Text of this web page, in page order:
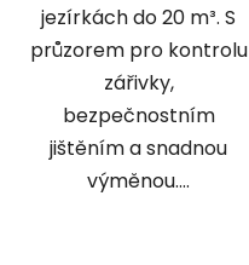
jezírkách do 20 m³. S
průzorem pro kontrolu
zářivky,
bezpečnostním
jištěním a snadnou
výměnou....